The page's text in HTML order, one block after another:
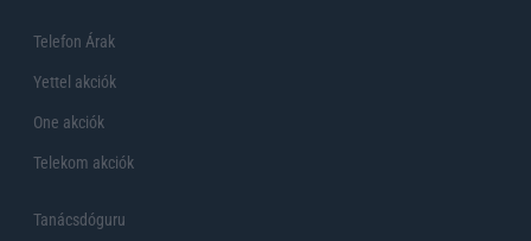
Telefon Árak
Yettel akciók
One akciók
Telekom akciók
Tanácsdóguru